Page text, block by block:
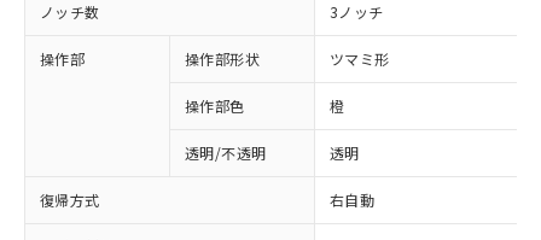
ノッチ数 3ノッチ
操作部 操作部形状 ツマミ形
操作部色 橙
透明/不透明 透明
復帰方式 右自動